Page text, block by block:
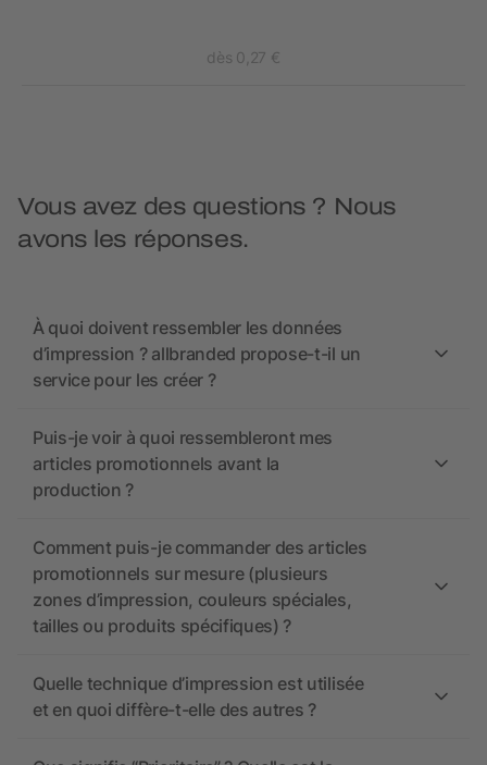
dès 0,27 €
Vous avez des questions ? Nous
avons les réponses.
À quoi doivent ressembler les données
d’impression ? allbranded propose-t-il un
service pour les créer ?
Puis-je voir à quoi ressembleront mes
articles promotionnels avant la
production ?
Comment puis-je commander des articles
promotionnels sur mesure (plusieurs
zones d’impression, couleurs spéciales,
tailles ou produits spécifiques) ?
Quelle technique d’impression est utilisée
et en quoi diffère-t-elle des autres ?